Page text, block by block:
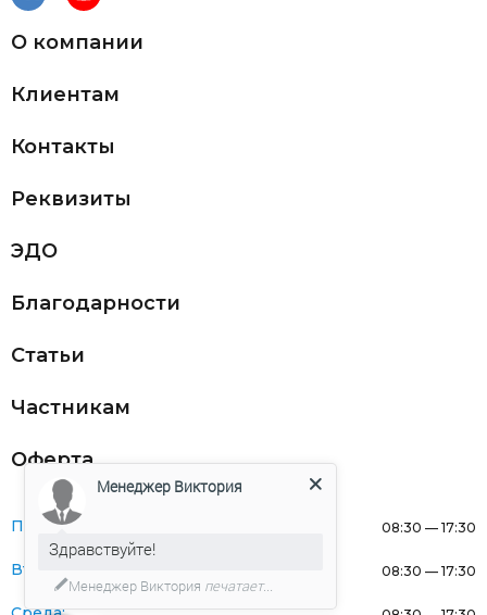
О компании
Клиентам
Контакты
Реквизиты
ЭДО
Благодарности
Статьи
Частникам
Оферта
Понедельник: 08:30 — 17:30
Вторник: 08:30 — 17:30
Менеджер Виктория
Здравствуйте!
Менеджер Виктория печатает...